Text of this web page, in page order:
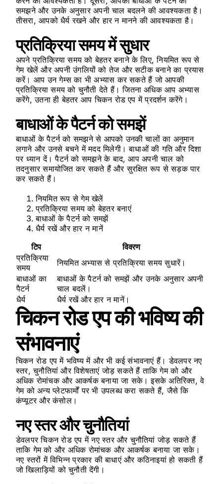
समझने और उनके अनुसार अपनी चाल बदलने की आवश्यकता है।
तीसरा, आपको धैर्य रखने और हार न मानने की आवश्यकता है।
प्रतिक्रिया समय में सुधार
अपने प्रतिक्रिया समय को बेहतर बनाने के लिए, नियमित रूप से
गेम खेलें और अपनी उंगलियों को तेज और सटीक बनाने का प्रयास
करें। आप उन गेम्स का भी अभ्यास कर सकते हैं जो आपकी
प्रतिक्रिया समय को चुनौती देते हैं। जितना अधिक आप अभ्यास
करेंगे, उतना ही बेहतर आप चिकन रोड एप में प्रदर्शन करेंगे।
बाधाओं के पैटर्न को समझें
बाधाओं के पैटर्न को समझने से आपको उनकी चालों का अनुमान
लगाने और उनसे बचने में मदद मिलेगी। बाधाओं की गति और दिशा
पर ध्यान दें। पैटर्न को समझने के बाद, आप अपनी चाल को
तदनुसार समायोजित कर सकते हैं और सुरक्षित रूप से सड़क पार
कर सकते हैं।
नियमित रूप से गेम खेलें
प्रतिक्रिया समय को बेहतर बनाएं
बाधाओं के पैटर्न को समझें
धैर्य रखें और हार न मानें
टिप
विवरण
प्रतिक्रिया
समय
नियमित अभ्यास से प्रतिक्रिया समय सुधारें।
बाधाओं का
पैटर्न
बाधाओं के पैटर्न को समझें और उनके अनुसार अपनी
चाल बदलें।
धैर्य
धैर्य रखें और हार न मानें।
चिकन रोड एप की भविष्य की
संभावनाएं
चिकन रोड एप में भविष्य में और भी कई संभावनाएं हैं। डेवलपर नए
स्तर, चुनौतियां और विशेषताएं जोड़ सकते हैं ताकि गेम को और
अधिक रोमांचक और आकर्षक बनाया जा सके। इसके अतिरिक्त, वे
गेम को अन्य प्लेटफार्मों पर भी उपलब्ध करा सकते हैं, जैसे कि
कंप्यूटर और कंसोल।
नए स्तर और चुनौतियां
डेवलपर चिकन रोड एप में नए स्तर और चुनौतियां जोड़ सकते हैं
ताकि गेम को और अधिक रोमांचक और आकर्षक बनाया जा सके।
नए स्तरों में विभिन्न प्रकार की बाधाएं और कठिनाइयां हो सकती हैं
जो खिलाड़ियों को चुनौती देंगी।